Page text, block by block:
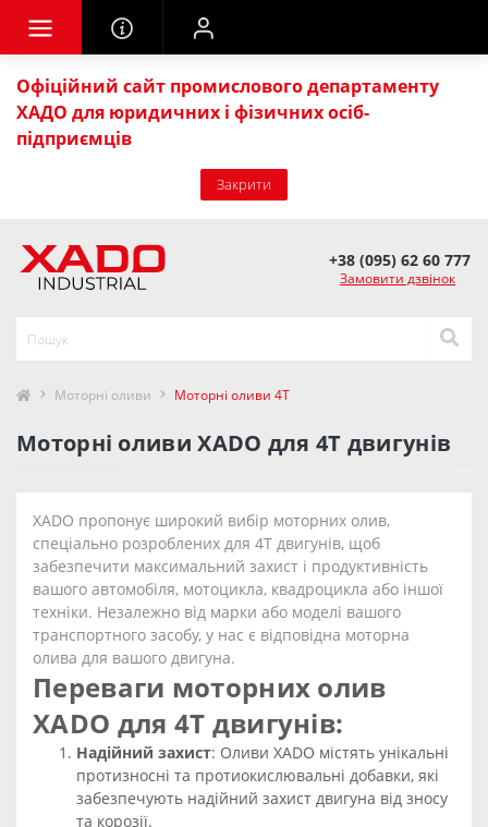
Офіційний сайт промислового департаменту
ХАДО для юридичних і фізичних осіб-
підприємців
Закрити
+38 (095) 62 60 777
Замовити дзвінок
Моторні оливи Моторні оливи 4Т
Моторні оливи XADO для 4Т двигунів
XADO пропонує широкий вибір моторних олив,
спеціально розроблених для 4Т двигунів, щоб
забезпечити максимальний захист і продуктивність
вашого автомобіля, мотоцикла, квадроцикла або іншої
техніки. Незалежно від марки або моделі вашого
транспортного засобу, у нас є відповідна моторна
олива для вашого двигуна.
Переваги моторних олив
XADO для 4Т двигунів:
Надійний захист: Оливи XADO містять унікальні
протизносні та протиокислювальні добавки, які
забезпечують надійний захист двигуна від зносу
та корозії.